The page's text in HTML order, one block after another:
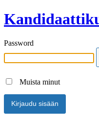
Password
Muista minut